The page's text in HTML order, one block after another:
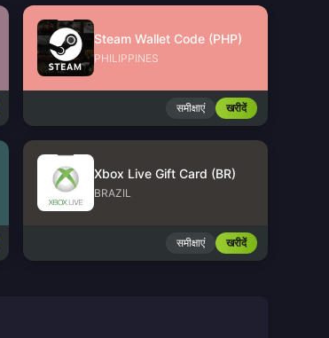
Steam Wallet Code (PHP)
PHILIPPINES
समीक्षाएं खरीदें
Xbox Live Gift Card (BR)
BRAZIL
समीक्षाएं खरीदें